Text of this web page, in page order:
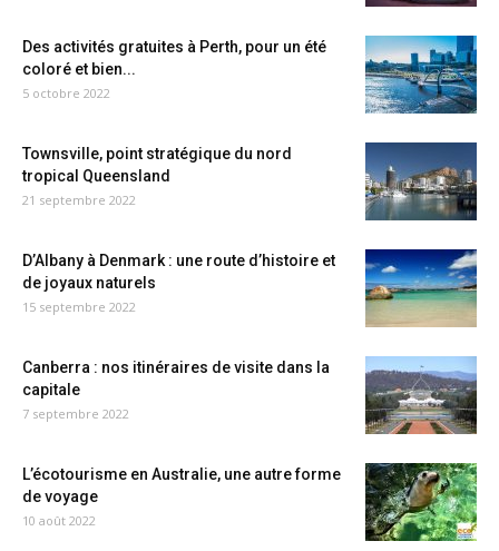
Des activités gratuites à Perth, pour un été
coloré et bien...
5 octobre 2022
Townsville, point stratégique du nord
tropical Queensland
21 septembre 2022
D’Albany à Denmark : une route d’histoire et
de joyaux naturels
15 septembre 2022
Canberra : nos itinéraires de visite dans la
capitale
7 septembre 2022
L’écotourisme en Australie, une autre forme
de voyage
10 août 2022